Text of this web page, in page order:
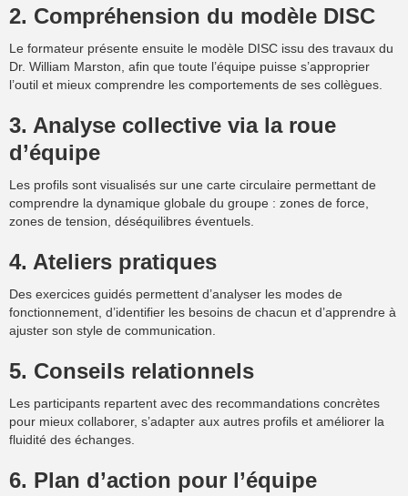
2. Compréhension du modèle DISC
Le formateur présente ensuite le modèle DISC issu des travaux du
Dr. William Marston, afin que toute l’équipe puisse s’approprier
l’outil et mieux comprendre les comportements de ses collègues.
3. Analyse collective via la roue
d’équipe
Les profils sont visualisés sur une carte circulaire permettant de
comprendre la dynamique globale du groupe : zones de force,
zones de tension, déséquilibres éventuels.
4. Ateliers pratiques
Des exercices guidés permettent d’analyser les modes de
fonctionnement, d’identifier les besoins de chacun et d’apprendre à
ajuster son style de communication.
5. Conseils relationnels
Les participants repartent avec des recommandations concrètes
pour mieux collaborer, s’adapter aux autres profils et améliorer la
fluidité des échanges.
6. Plan d’action pour l’équipe